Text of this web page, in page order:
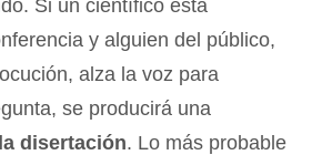
Si un científico está
y alguien del público,
alza la voz para
se producirá una
disertación. Lo más probable